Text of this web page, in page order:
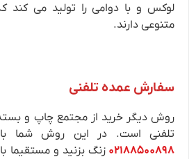
لوکس و با دوامی را تولید می
متنوعی دارند.
سفارش عمده تلفنی
روش دیگر خرید از مجتمع چاپ و
تلفنی است. در این روش شما
۰۲۱۸۸۵۰۰۸۹۸ زنگ بزنید و مستقیما